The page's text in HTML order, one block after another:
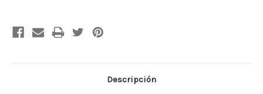
HSS
X
HSS
X
Descripción